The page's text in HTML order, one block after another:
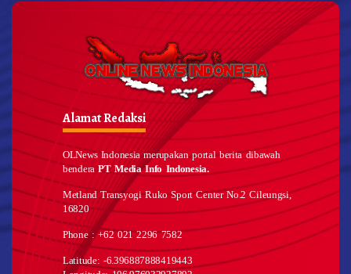
Alamat Redaksi
OLNews Indonesia merupakan portal berita dibawah
benderaPT Media Info Indonesia.
Metland Transyogi Ruko Sport Center No.2 Cileungsi,
16820
Phone : +62 021 2296 7582
Latitude: -6.396887888419443